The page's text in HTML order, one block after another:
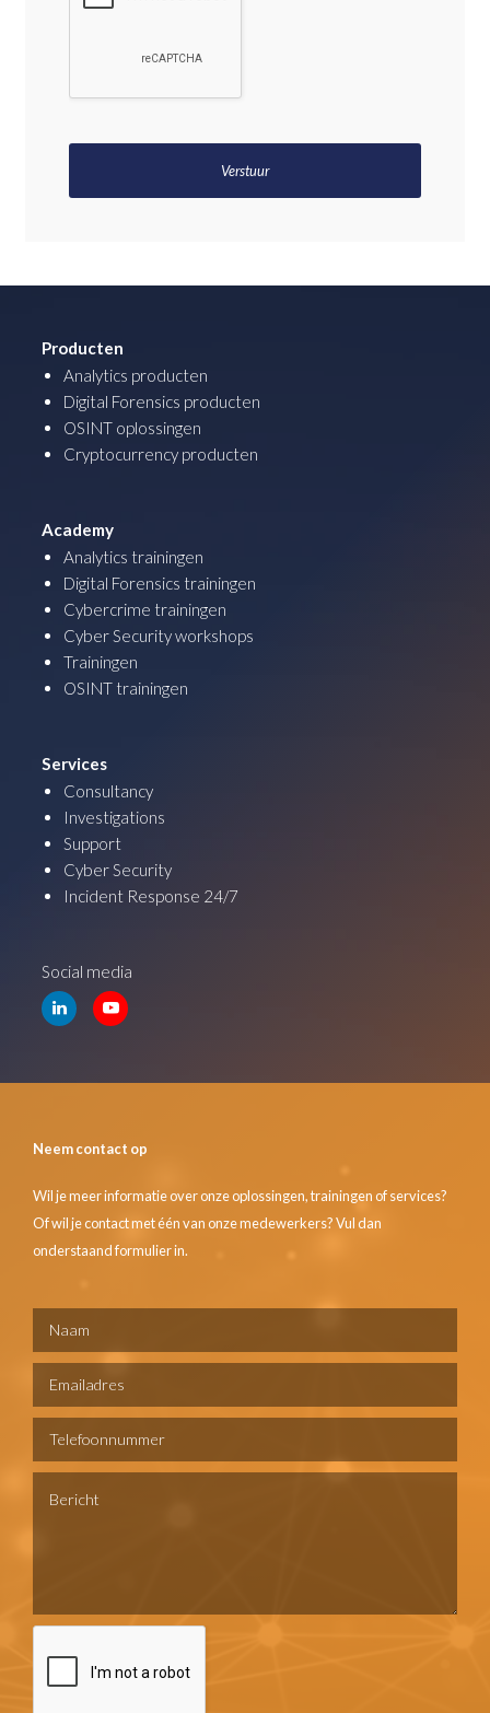
Producten
Analytics producten
Digital Forensics producten
OSINT oplossingen
Cryptocurrency producten
Academy
Analytics trainingen
Digital Forensics trainingen
Cybercrime trainingen
Cyber Security workshops
Trainingen
OSINT trainingen
Services
Consultancy
Investigations
Support
Cyber Security
Incident Response 24/7
Social media
Neem contact op
Wil je meer informatie over onze oplossingen, trainingen of services?
Of wil je contact met één van onze medewerkers? Vul dan
onderstaand formulier in.